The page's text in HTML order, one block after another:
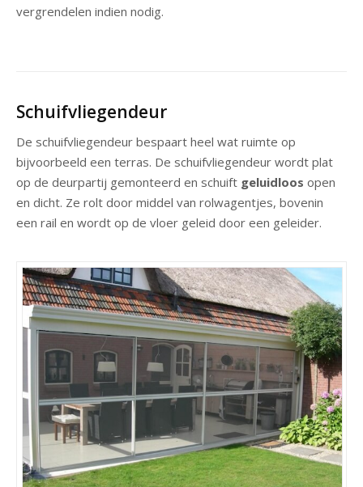
vergrendelen indien nodig.
Schuifvliegendeur
De schuifvliegendeur bespaart heel wat ruimte op
bijvoorbeeld een terras. De schuifvliegendeur wordt plat
op de deurpartij gemonteerd en schuift geluidloos open
en dicht. Ze rolt door middel van rolwagentjes, bovenin
een rail en wordt op de vloer geleid door een geleider.